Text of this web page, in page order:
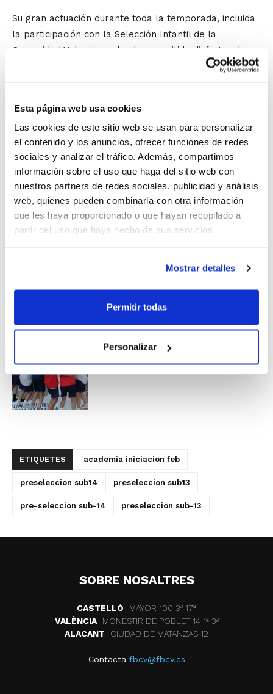
Esta página web usa cookies
Las cookies de este sitio web se usan para personalizar
el contenido y los anuncios, ofrecer funciones de redes
sociales y analizar el tráfico. Además, compartimos
información sobre el uso que haga del sitio web con
nuestros partners de redes sociales, publicidad y análisis
web, quienes pueden combinarla con otra información
que les haya proporcionado o que hayan recopilado a
partir del uso que haya hecho de sus servicios.
Mostrar detalles
Permitir todas
Personalizar
Su gran actuación durante toda la temporada, incluida
la participación con la Selección Infantil de la
Comunidad Valenciana, les ha permitido disfrutar de
esta experiencia que las ha llevado también a poder
Junto a las jugadoras han estado también
en el Cuerpo Técnico de estas Pre-
seleccionesIsaac PalaciosiAna Irles,
seleccionadores autonómicos de la
Comunidad Valenciana.
ETIQUETES academia iniciacion feb
preseleccion sub14 preseleccion sub13
pre-seleccion sub-14 preseleccion sub-13
SOBRE NOSALTRES
CASTELLÓ
MAYOR 100 3º 17ª
VALÈNCIA
MONESTIR DE POBLET 14 1ª 3º
ALACANT
CIUDAD DE MATANZAS 12
Contacta fbcv@fbcv.es